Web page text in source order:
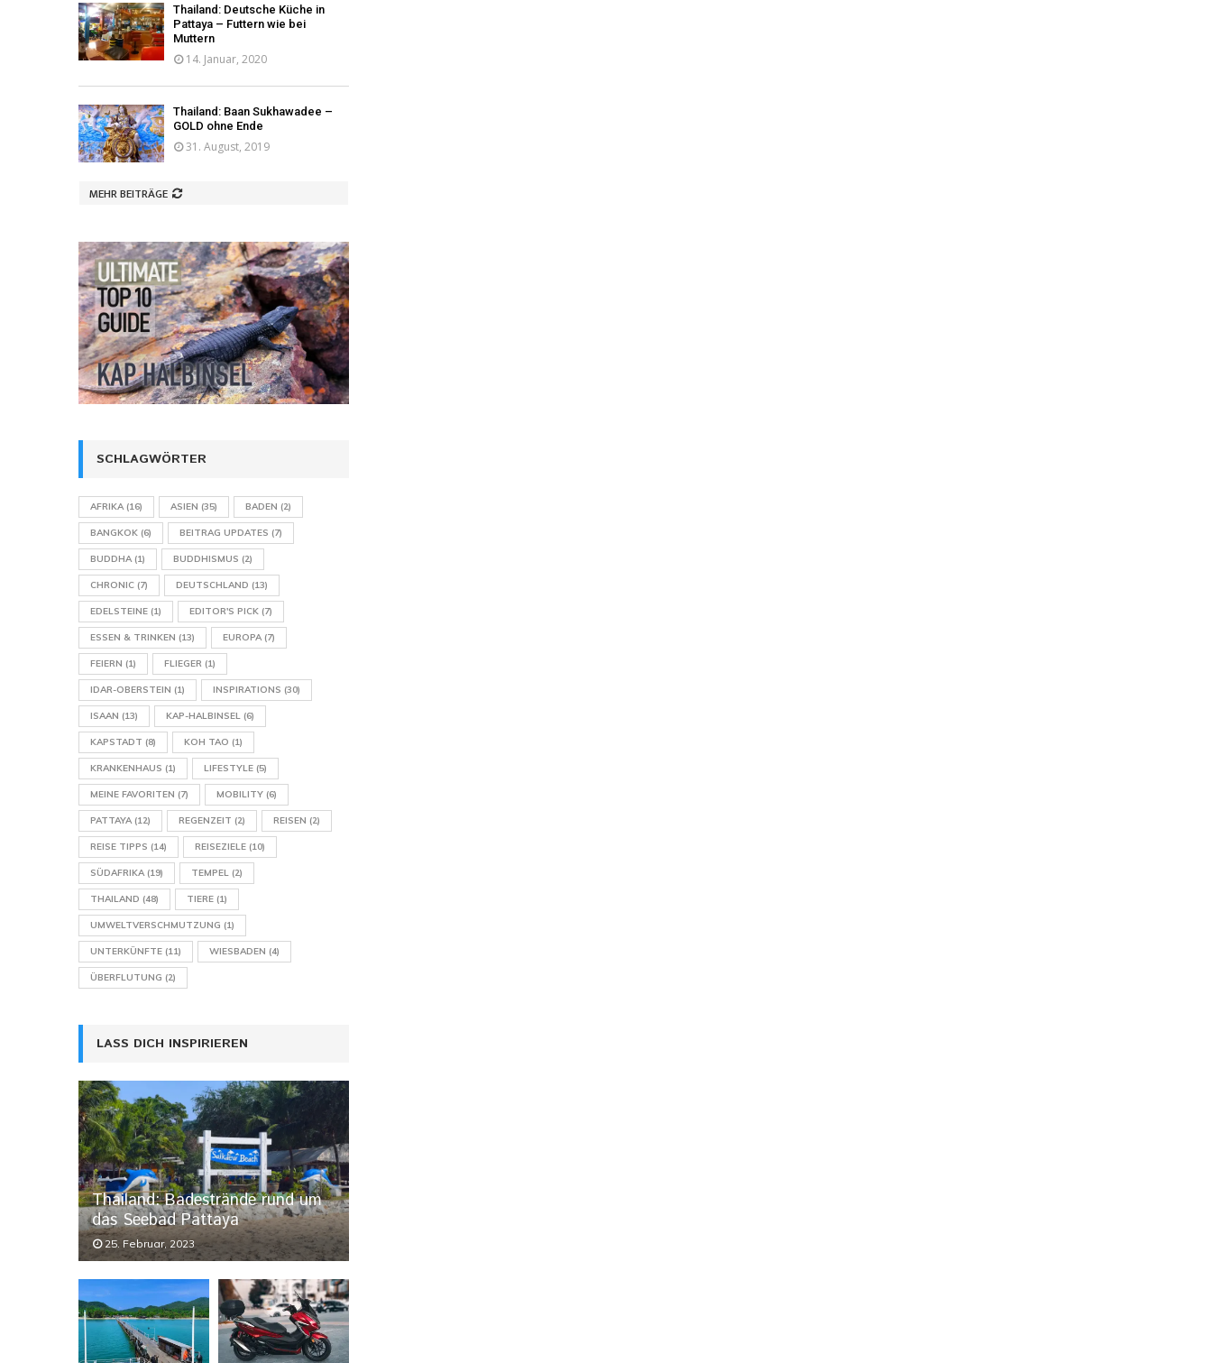
Thailand: Deutsche Küche in
Pattaya – Futtern wie bei
Muttern
14. Januar, 2020
Thailand: Baan Sukhawadee –
GOLD ohne Ende
31. August, 2019
MEHR BEITRÄGE
SCHLAGWÖRTER
AFRIKA(16) ASIEN (35) BADEN (2)
BANGKOK (6) BEITRAG UPDATES (7)
BUDDHA(1) BUDDHISMUS (2)
CHRONIC (7) DEUTSCHLAND (13)
EDELSTEINE (1) EDITOR'S PICK (7)
ESSEN & TRINKEN (13) EUROPA(7)
FEIERN (1) FLIEGER (1)
IDAR-OBERSTEIN (1) INSPIRATIONS (30)
ISAAN (13) KAP-HALBINSEL (6)
KAPSTADT (8) KOH TAO (1)
KRANKENHAUS (1) LIFESTYLE (5)
MEINE FAVORITEN (7) MOBILITY (6)
PATTAYA(12) REGENZEIT (2) REISEN (2)
REISE TIPPS (14) REISEZIELE (10)
SÜDAFRIKA(19) TEMPEL (2)
THAILAND (48) TIERE (1)
UMWELTVERSCHMUTZUNG (1)
UNTERKÜNFTE (11) WIESBADEN (4)
ÜBERFLUTUNG (2)
LASS DICH INSPIRIEREN
Thailand: Badestrände rund um
das Seebad Pattaya
25. Februar, 2023